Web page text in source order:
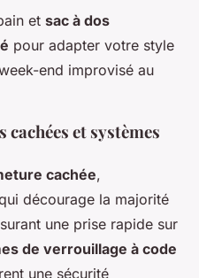
et sac à dos
pour adapter votre style
end improvisé au
et systèmes
cachée,
décourage la majorité
une prise rapide sur
de verrouillage à code
une sécurité